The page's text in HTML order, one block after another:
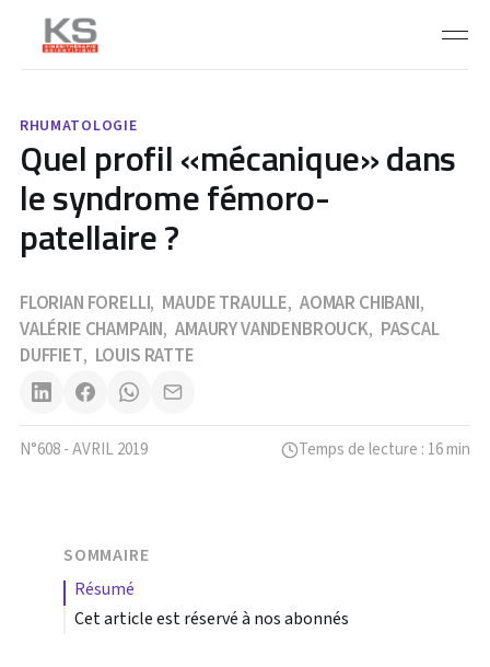
RHUMATOLOGIE
Quel profil «mécanique» dans
le syndrome fémoro-
patellaire ?
FLORIAN FORELLI, MAUDE TRAULLE, AOMAR CHIBANI,
VALÉRIE CHAMPAIN,AMAURY VANDENBROUCK, PASCAL
DUFFIET, LOUIS RATTE
N°608 - AVRIL 2019 Temps de lecture : 16 min
SOMMAIRE
résumé
Cet article est réservé à nos abonnés